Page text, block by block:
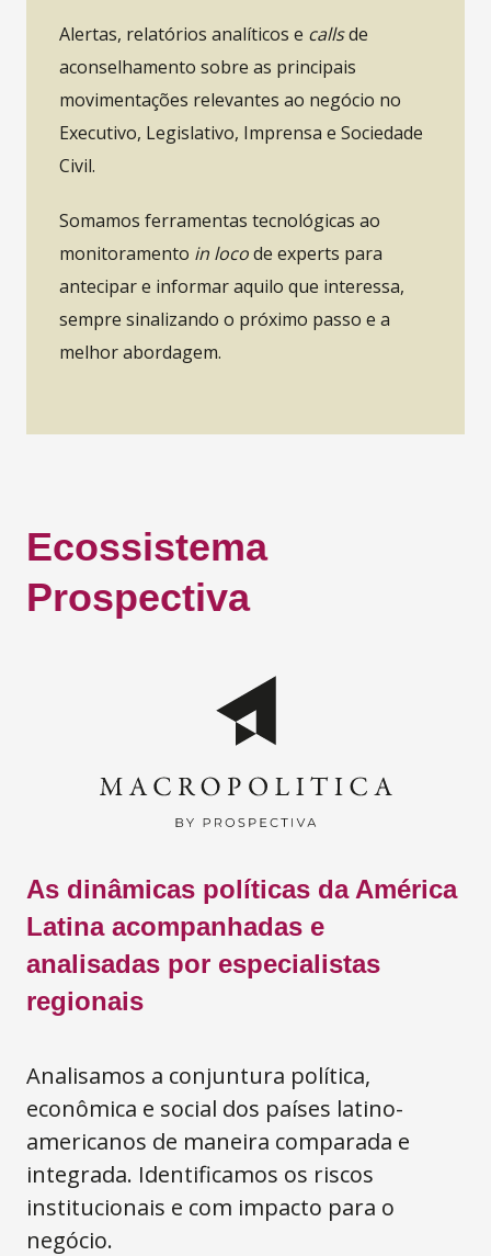
Alertas, relatórios analíticos e callsde
aconselhamento sobre as principais
movimentações relevantes ao negócio no
Executivo, Legislativo, Imprensa e Sociedade
Civil.
Somamos ferramentas tecnológicas ao
monitoramento in locode experts para
antecipar e informar aquilo que interessa,
sempre sinalizando o próximo passo e a
melhor abordagem.
Ecossistema
Prospectiva
As dinâmicas políticas da América
Latina acompanhadas e
analisadas por especialistas
regionais
Analisamos a conjuntura política,
econômica e social dos países latino-
americanos de maneira comparada e
integrada. Identificamos os riscos
institucionais e com impacto para o
negócio.